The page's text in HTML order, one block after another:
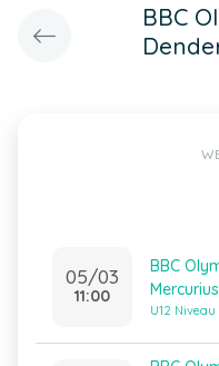
BBC
05/03
11:00
BBC
U12